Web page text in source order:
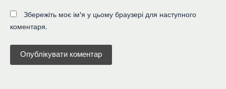
Збережіть моє ім'я у цьому браузері для наступного
коментаря.